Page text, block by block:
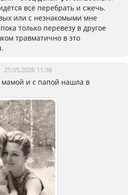
всё перебрать и сжечь.
или с незнакомыми мне
только перевезу в другое
травматично в это
25.05.2026 11:38
мамой и с папой нашла в